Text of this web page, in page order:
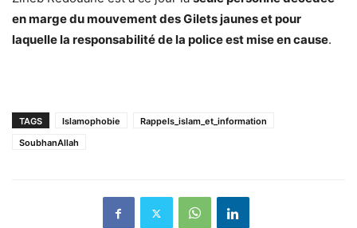
en marge du mouvement des Gilets jaunes et pour
laquelle la responsabilité de la police est mise en cause.
TAGS Islamophobie
Rappels_islam_et_information
SoubhanAllah